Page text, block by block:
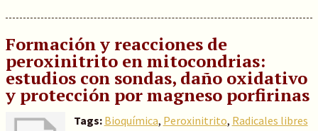
Formación y reacciones de
peroxinitrito en mitocondrias:
estudios con sondas, daño oxidativo
y protección por magneso porfirinas
Tags: Bioquímica, Peroxinitrito, Radicales libres